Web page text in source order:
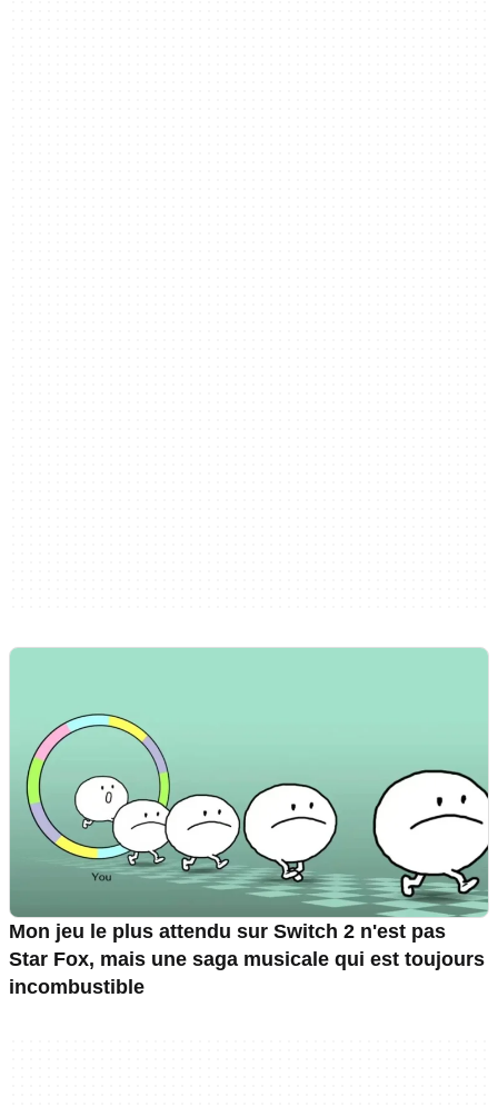
Mon jeu le plus attendu sur Switch 2 n'est pas
Star Fox, mais une saga musicale qui est toujours
incombustible